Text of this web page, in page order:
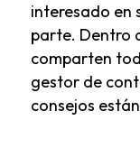
interesado en
parte. Dentro
comparten
gestor de
consejos